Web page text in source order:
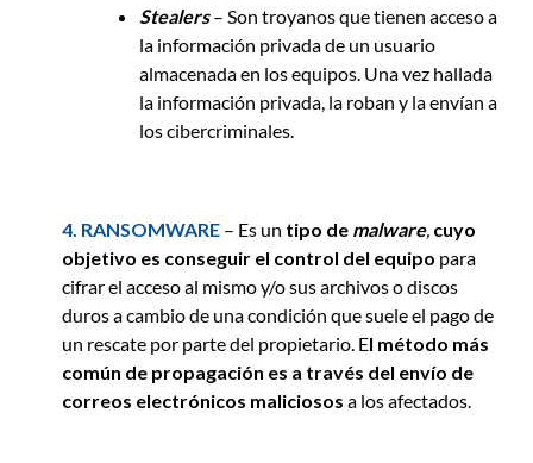
Stealers– Son troyanos que tienen acceso a
la información privada de un usuario
almacenada en los equipos. Una vez hallada
la información privada, la roban y la envían a
los cibercriminales.
4. RANSOMWARE – Es un tipo de malware, cuyo
objetivo es conseguir el control del equipo para
cifrar el acceso al mismo y/o sus archivos o discos
duros a cambio de una condición que suele el pago de
un rescate por parte del propietario. El método más
común de propagación es a través del envío de
correos electrónicos maliciosos a los afectados.